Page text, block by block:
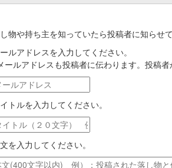
物や持ち主を知っていたら投稿者に知らせ
ルアドレスを入力してください。
ールアドレスも投稿者に伝わります。投稿者
トルを入力してください。
を入力してください。